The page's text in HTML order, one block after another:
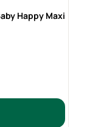
Happy Maxi